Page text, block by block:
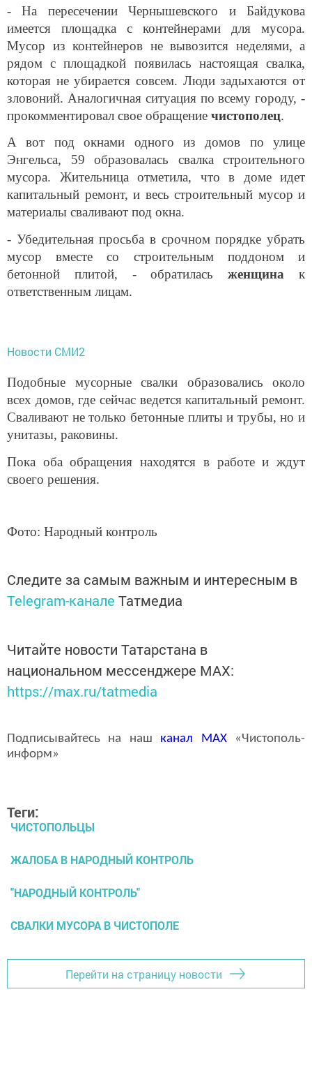
- На пересечении Чернышевского и Байдукова
имеется площадка с контейнерами для мусора.
Мусор из контейнеров не вывозится неделями, а
рядом с площадкой появилась настоящая свалка,
которая не убирается совсем. Люди задыхаются от
зловоний. Аналогичная ситуация по всему городу, -
прокомментировал свое обращение чистополец.
А вот под окнами одного из домов по улице
Энгельса, 59 образовалась свалка строительного
мусора. Жительница отметила, что в доме идет
капитальный ремонт, и весь строительный мусор и
материалы сваливают под окна.
- Убедительная просьба в срочном порядке убрать
мусор вместе со строительным поддоном и
бетонной плитой, - обратиласьженщина к
ответственным лицам.
Новости СМИ2
Подобные мусорные свалки образовались около
всех домов, где сейчас ведется капитальный ремонт.
Сваливают не только бетонные плиты и трубы, но и
унитазы, раковины.
Пока оба обращения находятся в работе и ждут
своего решения.
Фото: Народный контроль
Следите за самым важным и интересным в
Telegram-канале Татмедиа
Читайте новости Татарстана в
национальном мессенджере MАХ:
https://max.ru/tatmedia
Подписывайтесь на наш канал MAX«Чистополь-
информ»
Теги:
ЧИСТОПОЛЬЦЫ
ЖАЛОБА В НАРОДНЫЙ КОНТРОЛЬ
"НАРОДНЫЙ КОНТРОЛЬ"
СВАЛКИ МУСОРА В ЧИСТОПОЛЕ
Перейти на страницу новости